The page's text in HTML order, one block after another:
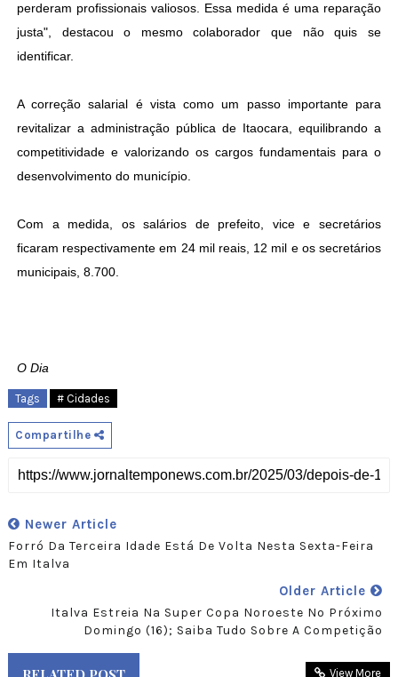
perderam profissionais valiosos. Essa medida é uma reparação
justa", destacou o mesmo colaborador que não quis se
identificar.
A correção salarial é vista como um passo importante para
revitalizar a administração pública de Itaocara, equilibrando a
competitividade e valorizando os cargos fundamentais para o
desenvolvimento do município.
Com a medida, os salários de prefeito, vice e secretários
ficaram respectivamente em 24 mil reais, 12 mil e os secretários
municipais, 8.700.
O Dia
Tags # Cidades
Compartilhe
Newer Article
Forró Da Terceira Idade Está De Volta Nesta Sexta-Feira
Em Italva
Older Article
Italva Estreia Na Super Copa Noroeste No Próximo
Domingo (16); Saiba Tudo Sobre A Competição
View More